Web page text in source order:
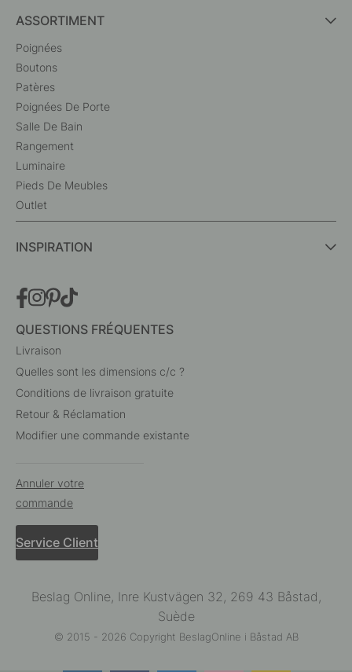
ASSORTIMENT
Poignées
Boutons
Patères
Poignées De Porte
Salle De Bain
Rangement
Luminaire
Pieds De Meubles
Outlet
INSPIRATION
QUESTIONS FRÉQUENTES
Livraison
Quelles sont les dimensions c/c ?
Conditions de livraison gratuite
Retour & Réclamation
Modifier une commande existante
Annuler votre
commande
Service Client
Beslag Online, Inre Kustvägen 32, 269 43 Båstad,
Suède
© 2015 - 2026 Copyright BeslagOnline i Båstad AB